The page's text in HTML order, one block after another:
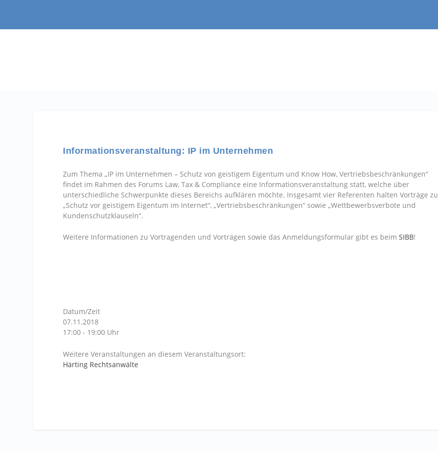
Informationsveranstaltung: IP im Unternehmen
Zum Thema „IP im Unternehmen – Schutz von geistigem Eigentum und Know How, Vertriebsbeschränkungen“
findet im Rahmen des Forums Law, Tax & Compliance eine Informationsveranstaltung statt, welche über
unterschiedliche Schwerpunkte dieses Bereichs aufklären möchte. Insgesamt vier Referenten halten Vorträge zu
„Schutz vor geistigem Eigentum im Internet“, „Vertriebsbeschränkungen“ sowie „Wettbewerbsverbote und
Kundenschutzklauseln“.
Weitere Informationen zu Vortragenden und Vorträgen sowie das Anmeldungsformular gibt es beimSIBB!
Datum/Zeit
07.11.2018
17:00 - 19:00 Uhr
Weitere Veranstaltungen an diesem Veranstaltungsort:
Härting Rechtsanwälte